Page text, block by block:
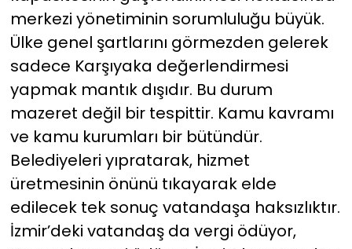
merkezi yönetiminin sorumluluğu büyük.
Ülke genel şartlarını görmezden gelerek
sadece Karşıyaka değerlendirmesi
yapmak mantık dışıdır. Bu durum
mazeret değil bir tespittir. Kamu kavramı
ve kamu kurumları bir bütündür.
Belediyeleri yıpratarak, hizmet
üretmesinin önünü tıkayarak elde
edilecek tek sonuç vatandaşa haksızlıktır.
İzmir’deki vatandaş da vergi ödüyor,